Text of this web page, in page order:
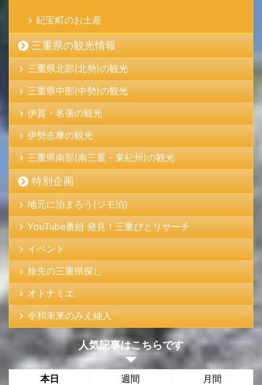
紀宝町のお土産
三重県の観光情報
三重県北部(北勢)の観光
三重県中部(中勢)の観光
伊賀・名張の観光
伊勢志摩の観光
三重県南部(南三重・東紀州)の観光
特別企画
地元に泊まろう(ジモ泊)
YouTube番組 発見！三重びとリサーチ
イベント
旅先の三重県探し
オトナミエ
令和未来のみえ紬人
人気記事はこちらです
本日 週間 月間